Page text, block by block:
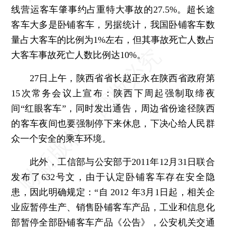
线营运客车肇事约占重特大事故的27.5%。超长途
客车大多是卧铺客车，另据统计，我国卧铺客车数
量占大客车的比例为1%左右，但其事故死亡人数占
大客车事故死亡人数比例达10%。
27日上午，陕西省省长赵正永在陕西省政府第
15次常务会议上宣布：陕西下周起强制取缔夜
间“红眼客车”，同时发出通告，周边省份途径陕西
的客车夜间也要强制停下来休息，下决心给人民群
众一个安全的乘车环境。
此外，工信部与公安部于2011年12月31日联合
发布了632号文，由于认定卧铺客车存在安全隐
患，因此明确规定：“自 2012 年3月1日起，相关企
业应暂停生产、销售卧铺客车产品，工业和信息化
部暂停全部卧铺客车产品《公告》，公安机关交通